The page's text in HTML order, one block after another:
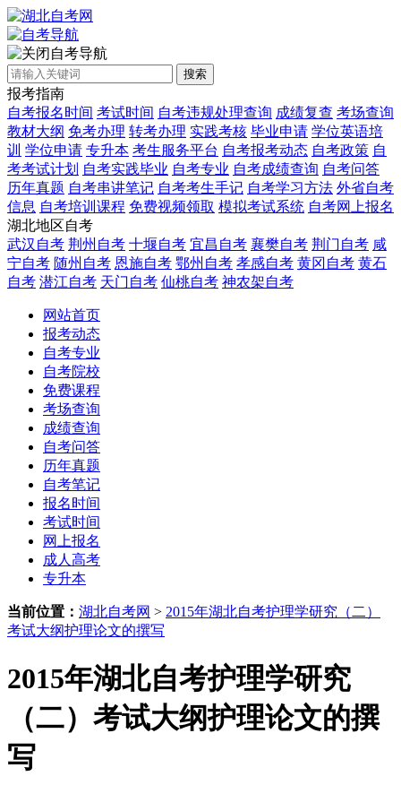
自考导航
搜索
报考指南
自考报名时间 考试时间 自考违规处理查询 成绩复查 考场查询
教材大纲 免考办理 转考办理 实践考核 毕业申请 学位英语培
训 学位申请 专升本 考生服务平台 自考报考动态 自考政策 自
考考试计划 自考实践毕业 自考专业 自考成绩查询 自考问答
历年真题 自考串讲笔记 自考考生手记 自考学习方法 外省自考
信息 自考培训课程 免费视频领取 模拟考试系统 自考网上报名
湖北地区自考
武汉自考 荆州自考 十堰自考 宜昌自考 襄樊自考 荆门自考 咸
宁自考 随州自考 恩施自考 鄂州自考 孝感自考 黄冈自考 黄石
自考 潜江自考 天门自考 仙桃自考 神农架自考
网站首页
报考动态
自考专业
自考院校
免费课程
考场查询
成绩查询
自考问答
历年真题
自考笔记
报名时间
考试时间
网上报名
成人高考
专升本
当前位置： 湖北自考网 > 2015年湖北自考护理学研究（二）
考试大纲护理论文的撰写
2015年湖北自考护理学研究
（二）考试大纲护理论文的撰
写